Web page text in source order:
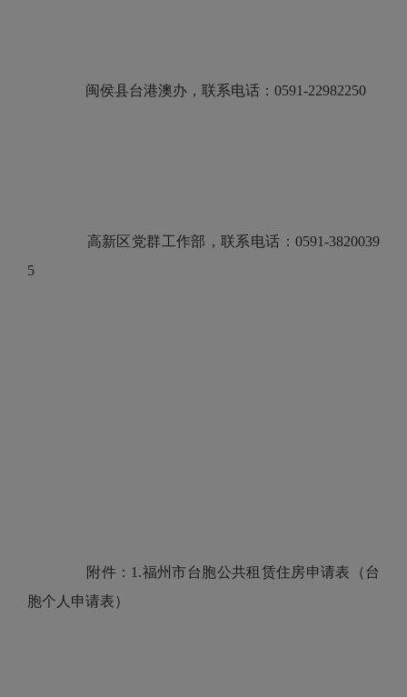
闽侯县台港澳办，联系电话：0591-22982250
高新区党群工作部，联系电话：0591-3820039
5
附件：1.福州市台胞公共租赁住房申请表（台
胞个人申请表）